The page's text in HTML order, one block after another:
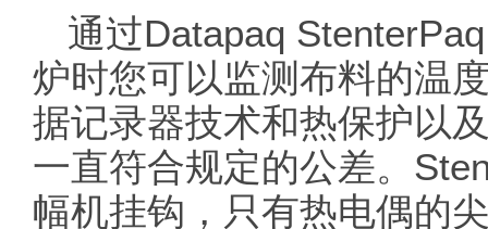
通过Datapaq
炉时您可以监测布料的温
据记录器技术和热保护以
一直符合规定的公差。
幅机挂钩，只有热电偶的